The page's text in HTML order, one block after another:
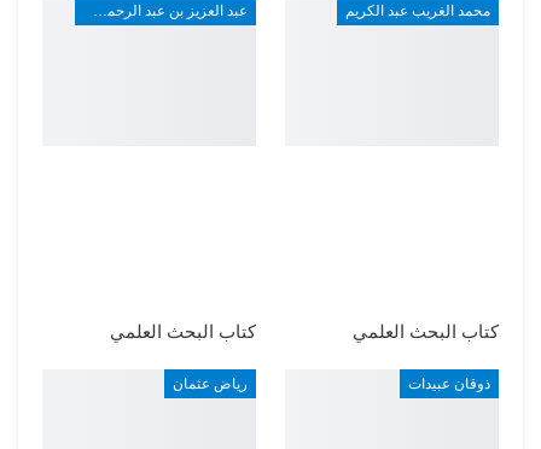
محمد الغريب عبد الكريم
كتاب البحث العلمي كتاب البحث العلمي
ذوقان عبيدات رياض عثمان